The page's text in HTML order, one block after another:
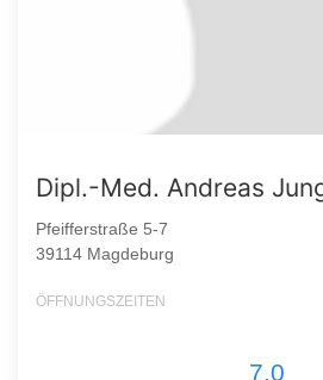
Dipl.-Med. Andreas
Pfeifferstraße 5-7
39114 Magdeburg
ÖFFNUNGSZEITEN
7.0